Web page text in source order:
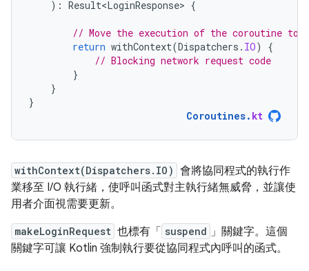
): Result<LoginResponse> {
// Move the execution of the coroutine to
return withContext(Dispatchers . IO)
{
// Blocking network request code
}
}
}
Coroutines. kt
withContext(Dispatchers.IO) 會將協同程式的執行作
業移至 I/O 執行緒，使呼叫函式對主執行緒無威脅，並讓使
用者介面視需要更新。
makeLoginRequest 也標有「 suspend 」關鍵字。這個
關鍵字可讓 Kotlin 強制執行要從協同程式內呼叫的函式。